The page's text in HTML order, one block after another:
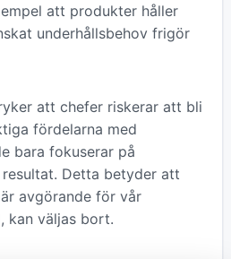
att produkter håller
underhållsbehov frigör
att chefer riskerar att bli
fördelarna med
bara fokuserar på
Detta betyder att
avgörande för vår
kan väljas bort.